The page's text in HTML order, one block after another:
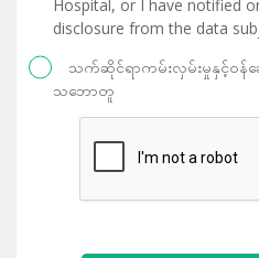
Hospital, or I have notified
disclosure from the data
သက်ဆိုင်ရာကမ်းလှမ်းမှုနှင့်ဝန်
သဘောတူ